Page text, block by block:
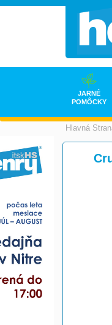
Hlavná
JARNÉ
POMÔCKY